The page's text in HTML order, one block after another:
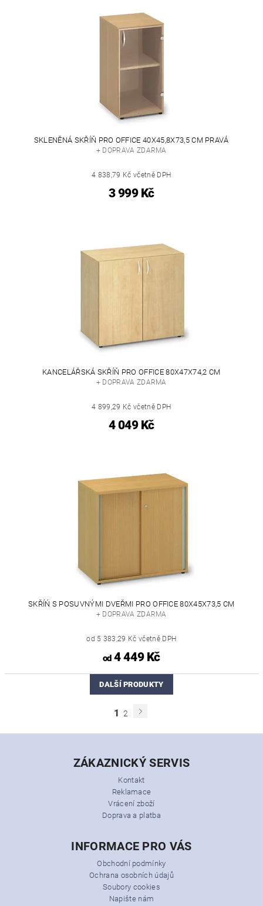
SKLENĚNÁ SKŘÍŇ PRO OFFICE 40X45,8X73,5 CM PRAVÁ
+ DOPRAVA ZDARMA
4 838,79 Kč včetně DPH
3 999 Kč
KANCELÁŘSKÁ SKŘÍŇ PRO OFFICE 80X47X74,2 CM
+ DOPRAVA ZDARMA
4 899,29 Kč včetně DPH
4 049 Kč
SKŘÍŃ S POSUVNÝMI DVEŘMI PRO OFFICE 80X45X73,5 CM
+ DOPRAVA ZDARMA
od 5 383,29 Kč včetně DPH
od4 449 Kč
DALŠÍ PRODUKTY
1 2
ZÁKAZNICKÝ SERVIS
Kontakt
Reklamace
Vrácení zboží
Doprava a platba
INFORMACE PRO VÁS
Obchodní podmínky
Ochrana osobních údajů
Soubory cookies
Napište nám